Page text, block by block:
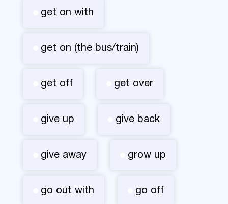
get on with
get on (the bus/train)
get off get over
give up give back
give away grow up
go out with go off